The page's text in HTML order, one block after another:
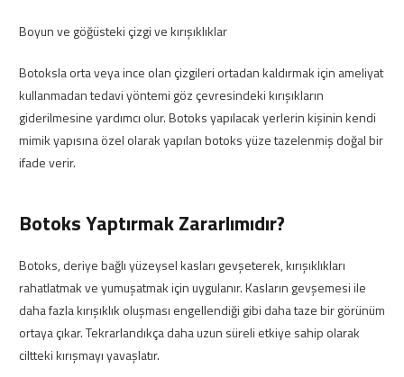
Boyun ve göğüsteki çizgi ve kırışıklıklar
Botoksla orta veya ince olan çizgileri ortadan kaldırmak için ameliyat
kullanmadan tedavi yöntemi göz çevresindeki kırışıkların
giderilmesine yardımcı olur. Botoks yapılacak yerlerin kişinin kendi
mimik yapısına özel olarak yapılan botoks yüze tazelenmiş doğal bir
ifade verir.
Botoks Yaptırmak Zararlımıdır?
Botoks, deriye bağlı yüzeysel kasları gevşeterek, kırışıklıkları
rahatlatmak ve yumuşatmak için uygulanır. Kasların gevşemesi ile
daha fazla kırışıklık oluşması engellendiği gibi daha taze bir görünüm
ortaya çıkar. Tekrarlandıkça daha uzun süreli etkiye sahip olarak
ciltteki kırışmayı yavaşlatır.